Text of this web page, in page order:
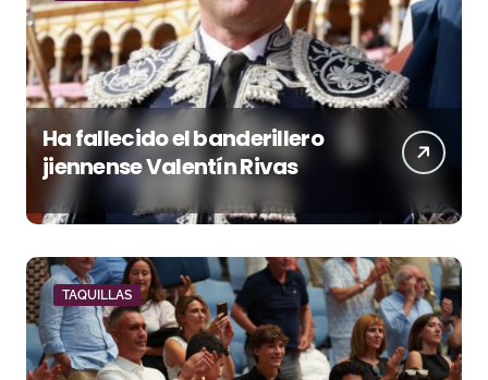
Ha fallecido el banderillero
jiennense Valentín Rivas
TAQUILLAS